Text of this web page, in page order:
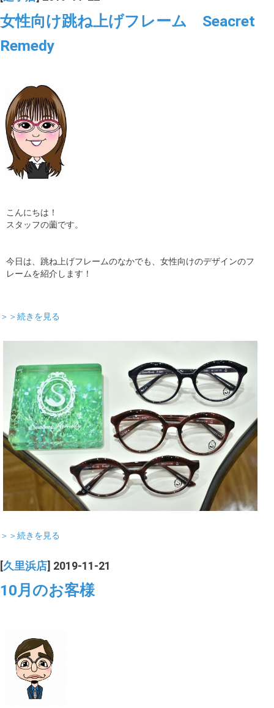
女性向け跳ね上げフレーム Seacret
Remedy
こんにちは！
スタッフの薗です。
今日は、跳ね上げフレームのなかでも、女性向けのデザインのフ
レームを紹介します！
＞＞続きを見る
＞＞続きを見る
久里浜店 ] 2019-11-21
10月のお客様